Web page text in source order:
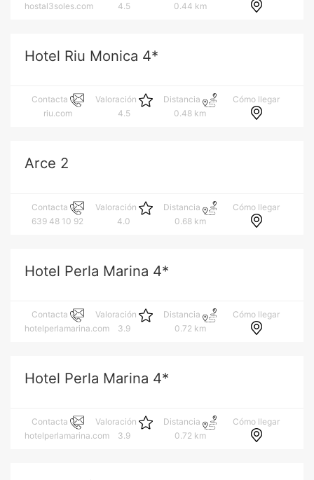
hostal3soles.com
4.5
0.44 km
Hotel Riu Monica 4*
Contacta
riu.com
Valoración
4.5
Distancia
0.48 km
Cómo llegar
Arce 2
Contacta
639 48 10 92
Valoración
4.0
Distancia
0.68 km
Cómo llegar
Hotel Perla Marina 4*
Contacta
hotelperlamarina.com
Valoración
3.9
Distancia
0.72 km
Cómo llegar
Hotel Perla Marina 4*
Contacta
hotelperlamarina.com
Valoración
3.9
Distancia
0.72 km
Cómo llegar